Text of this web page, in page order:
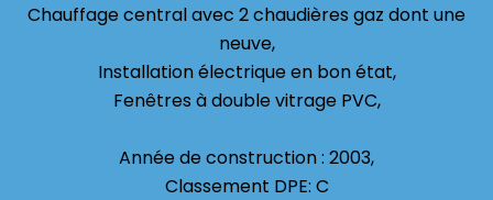
Chauffage central avec 2 chaudières gaz dont une
neuve,
Installation électrique en bon état,
Fenêtres à double vitrage PVC,
Année de construction : 2003,
Classement DPE: C